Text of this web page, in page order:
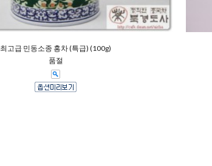
최고급 민동소종 홍차 (특급) (100g)
품절